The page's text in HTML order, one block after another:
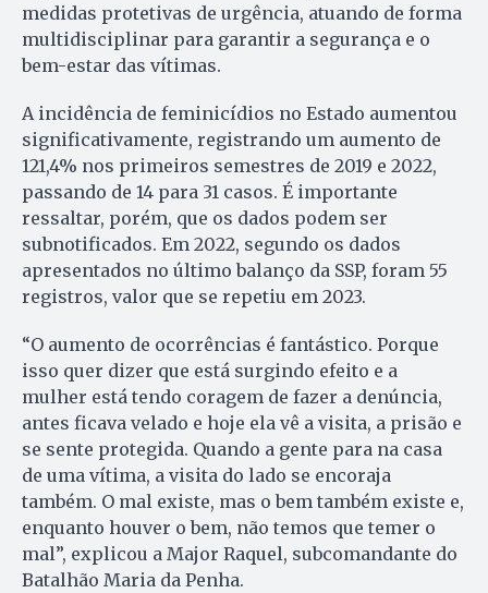
medidas protetivas de urgência, atuando de forma
multidisciplinar para garantir a segurança e o
bem-estar das vítimas.
A incidência de feminicídios no Estado aumentou
significativamente, registrando um aumento de
121,4% nos primeiros semestres de 2019 e 2022,
passando de 14 para 31 casos. É importante
ressaltar, porém, que os dados podem ser
subnotificados. Em 2022, segundo os dados
apresentados no último balanço da SSP, foram 55
registros, valor que se repetiu em 2023.
“O aumento de ocorrências é fantástico. Porque
isso quer dizer que está surgindo efeito e a
mulher está tendo coragem de fazer a denúncia,
antes ficava velado e hoje ela vê a visita, a prisão e
se sente protegida. Quando a gente para na casa
de uma vítima, a visita do lado se encoraja
também. O mal existe, mas o bem também existe e,
enquanto houver o bem, não temos que temer o
mal”, explicou a Major Raquel, subcomandante do
Batalhão Maria da Penha.